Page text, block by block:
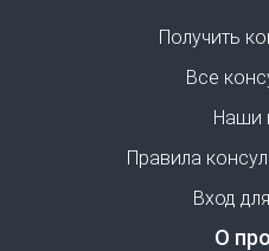
Получить
Все
Наши
Правила
Вход
О